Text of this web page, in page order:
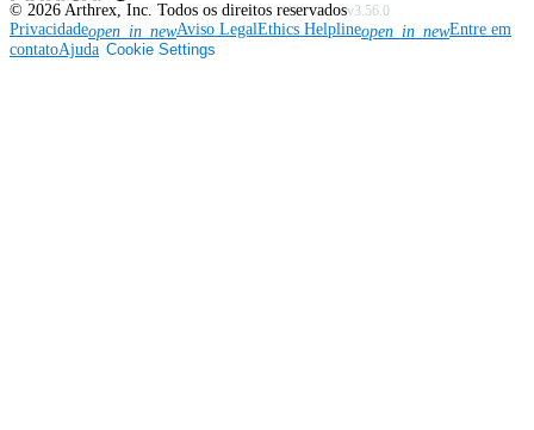
© 2026 Arthrex, Inc. Todos os direitos reservadosv3.56.0
Privacidadeopen_in_newAviso LegalEthics Helplineopen_in_newEntre em
contatoAjuda Cookie Settings